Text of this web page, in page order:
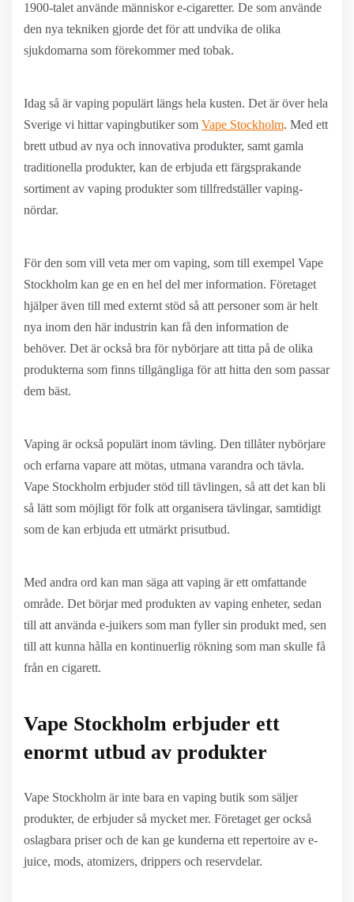
1900-talet använde människor e-cigaretter. De som använde
den nya tekniken gjorde det för att undvika de olika
sjukdomarna som förekommer med tobak.
Idag så är vaping populärt längs hela kusten. Det är över hela
Sverige vi hittar vapingbutiker som Vape Stockholm. Med ett
brett utbud av nya och innovativa produkter, samt gamla
traditionella produkter, kan de erbjuda ett färgsprakande
sortiment av vaping produkter som tillfredställer vaping-
nördar.
För den som vill veta mer om vaping, som till exempel Vape
Stockholm kan ge en en hel del mer information. Företaget
hjälper även till med externt stöd så att personer som är helt
nya inom den här industrin kan få den information de
behöver. Det är också bra för nybörjare att titta på de olika
produkterna som finns tillgängliga för att hitta den som passar
dem bäst.
Vaping är också populärt inom tävling. Den tillåter nybörjare
och erfarna vapare att mötas, utmana varandra och tävla.
Vape Stockholm erbjuder stöd till tävlingen, så att det kan bli
så lätt som möjligt för folk att organisera tävlingar, samtidigt
som de kan erbjuda ett utmärkt prisutbud.
Med andra ord kan man säga att vaping är ett omfattande
område. Det börjar med produkten av vaping enheter, sedan
till att använda e-juikers som man fyller sin produkt med, sen
till att kunna hålla en kontinuerlig rökning som man skulle få
från en cigarett.
Vape Stockholm erbjuder ett
enormt utbud av produkter
Vape Stockholm är inte bara en vaping butik som säljer
produkter, de erbjuder så mycket mer. Företaget ger också
oslagbara priser och de kan ge kunderna ett repertoire av e-
juice, mods, atomizers, drippers och reservdelar.